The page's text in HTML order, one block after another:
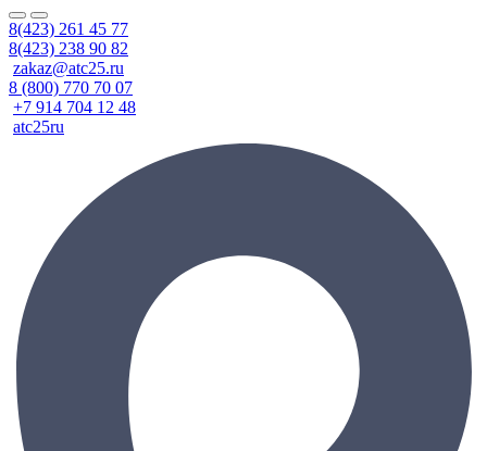
8(423) 261 45 77
8(423) 238 90 82
zakaz@atc25.ru
8 (800) 770 70 07
+7 914 704 12 48
atc25ru